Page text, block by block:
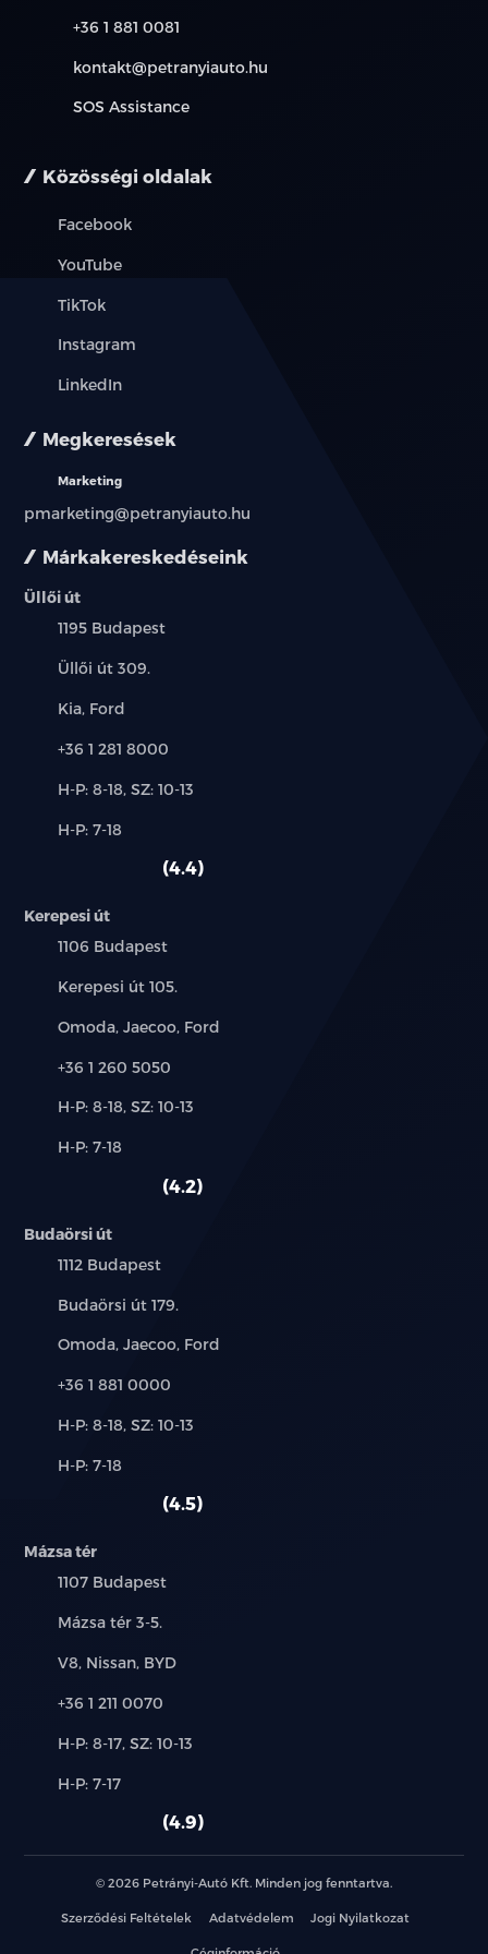
Márkakereskedéseink
Üllői út
Település:
1195 Budapest
Cím:
Üllői út 309.
Márkák:
Kia, Ford
Telefon:
+36 1 281 8000
Új-
használt
H-P: 8-18, SZ: 10-13
Alkatrész,
H-P: 7-18
4.4
Kerepesi út
Település:
1106 Budapest
Cím:
Kerepesi út 105.
Márkák:
Omoda, Jaecoo, Ford
Telefon:
+36 1 260 5050
Új-
használt
H-P: 8-18, SZ: 10-13
Alkatrész,
H-P: 7-18
4.2
Budaörsi út
Település:
1112 Budapest
Cím:
Budaörsi út 179.
Márkák:
Omoda, Jaecoo, Ford
Telefon:
+36 1 881 0000
Új-
használt
H-P: 8-18, SZ: 10-13
Alkatrész,
H-P: 7-18
4.5
Mázsa tér
Település:
1107 Budapest
Cím:
Mázsa tér 3-5.
Márkák:
V8, Nissan, BYD
Telefon:
+36 1 211 0070
Új-
használt
H-P: 8-17, SZ: 10-13
Alkatrész,
H-P: 7-17
4.9
+36 1 881 0081
kontakt@petranyiauto.hu
SOS Assistance
Közösségi oldalak
Facebook
YouTube
TikTok
Instagram
LinkedIn
Megkeresések
Marketing
pmarketing@petranyiauto.hu
© 2026 Petrányi-Autó Kft. Minden jog fenntartva.
Szerződési Feltételek Adatvédelem Jogi Nyilatkozat